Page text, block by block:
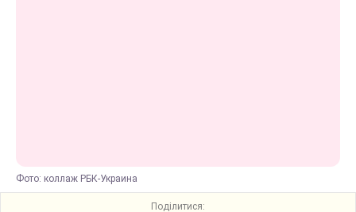
Фото: коллаж РБК-Украина
Поділитися: